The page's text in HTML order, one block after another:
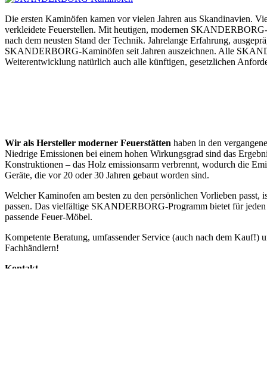
Die ersten Kaminöfen kamen vor vielen Jahren aus Skandinavien.
verkleidete Feuerstellen. Mit heutigen, modernen
nach dem neusten Stand der Technik. Jahrelange Erfahrung,
SKANDERBORG-Kaminöfen seit Jahren auszeichnen. Alle
Weiterentwicklung natürlich auch alle künftigen, gesetzlichen
Wir als Hersteller moderner Feuerstätten haben in den
Niedrige Emissionen bei einem hohen Wirkungsgrad sind das
Konstruktionen – das Holz emissionsarm verbrennt, wodurch die
Geräte, die vor 20 oder 30 Jahren gebaut worden sind.
Welcher Kaminofen am besten zu den persönlichen Vorlieben
passen. Das vielfältige SKANDERBORG-Programm bietet für
passende Feuer-Möbel.
Kompetente Beratung, umfassender Service (auch nach dem
Fachhändlern!
Kontakt